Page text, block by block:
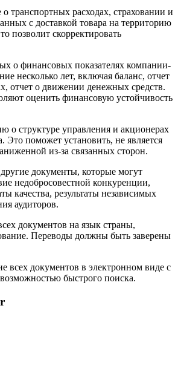
транспортных расходах, страховании и
с доставкой товара на территорию
позволит скорректировать
о финансовых показателях компании-
несколько лет, включая баланс, отчет
отчет о движении денежных средств.
оценить финансовую устойчивость
о структуре управления и акционерах
Это поможет установить, не является
из-за связанных сторон.
документы, которые могут
недобросовестной конкуренции,
качества, результаты независимых
аудиторов.
документов на язык страны,
Переводы должны быть заверены
всех документов в электронном виде с
быстрого поиска.